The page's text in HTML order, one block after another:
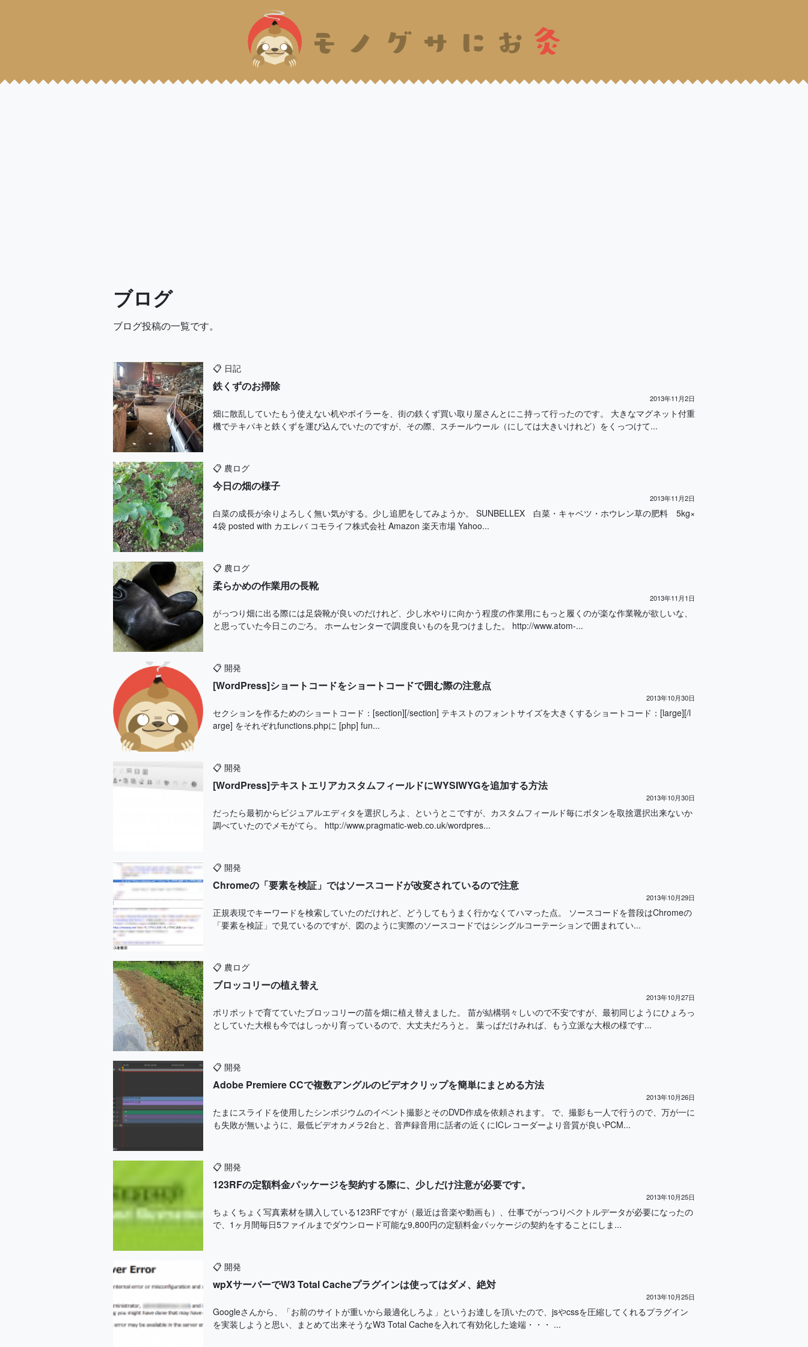
ブログ
ブログ投稿の一覧です。
📋 日記
鉄くずのお掃除
2013年11月2日
畑に散乱していたもう使えない机やボイラーを、街の鉄くず買い取り屋さんとにこ持って行ったのです。 大きなマグネット付重
機でテキパキと鉄くずを運び込んでいたのですが、その際、スチールウール（にしては大きいけれど）をくっつけて...
📋 農ログ
今日の畑の様子
2013年11月2日
白菜の成長が余りよろしく無い気がする。少し追肥をしてみようか。 SUNBELLEX 白菜・キャベツ・ホウレン草の肥料 5kg×
4袋 posted with カエレバ コモライフ株式会社 Amazon 楽天市場 Yahoo...
📋 農ログ
柔らかめの作業用の長靴
2013年11月1日
がっつり畑に出る際には足袋靴が良いのだけれど、少し水やりに向かう程度の作業用にもっと履くのが楽な作業靴が欲しいな、
と思っていた今日このごろ。 ホームセンターで調度良いものを見つけました。 http://www.atom-...
📋 開発
[WordPress]ショートコードをショートコードで囲む際の注意点
2013年10月30日
セクションを作るためのショートコード：[section][/section] テキストのフォントサイズを大きくするショートコード：[large][/l
arge] をそれぞれfunctions.phpに [php] fun...
📋 開発
[WordPress]テキストエリアカスタムフィールドにWYSIWYGを追加する方法
2013年10月30日
だったら最初からビジュアルエディタを選択しろよ、というとこですが、カスタムフィールド毎にボタンを取捨選択出来ないか
調べていたのでメモがてら。 http://www.pragmatic-web.co.uk/wordpres...
📋 開発
Chromeの「要素を検証」ではソースコードが改変されているので注意
2013年10月29日
正規表現でキーワードを検索していたのだけれど、どうしてもうまく行かなくてハマった点。 ソースコードを普段はChromeの
「要素を検証」で見ているのですが、図のように実際のソースコードではシングルコーテーションで囲まれてい...
📋 農ログ
ブロッコリーの植え替え
2013年10月27日
ポリポットで育てていたブロッコリーの苗を畑に植え替えました。 苗が結構弱々しいので不安ですが、最初同じようにひょろっ
としていた大根も今ではしっかり育っているので、大丈夫だろうと。 葉っぱだけみれば、もう立派な大根の様です...
📋 開発
Adobe Premiere CCで複数アングルのビデオクリップを簡単にまとめる方法
2013年10月26日
たまにスライドを使用したシンポジウムのイベント撮影とそのDVD作成を依頼されます。 で、撮影も一人で行うので、万が一に
も失敗が無いように、最低ビデオカメラ2台と、音声録音用に話者の近くにICレコーダーより音質が良いPCM...
📋 開発
123RFの定額料金パッケージを契約する際に、少しだけ注意が必要です。
2013年10月25日
ちょくちょく写真素材を購入している123RFですが（最近は音楽や動画も）、仕事でがっつりベクトルデータが必要になったの
で、1ヶ月間毎日5ファイルまでダウンロード可能な9,800円の定額料金パッケージの契約をすることにしま...
📋 開発
wpXサーバーでW3 Total Cacheプラグインは使ってはダメ、絶対
2013年10月25日
Googleさんから、「お前のサイトが重いから最適化しろよ」というお達しを頂いたので、jsやcssを圧縮してくれるプラグイン
を実装しようと思い、まとめて出来そうなW3 Total Cacheを入れて有効化した途端・・・ ...